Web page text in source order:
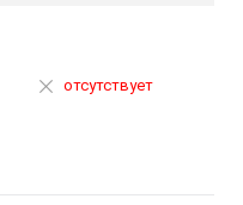
отсутствует